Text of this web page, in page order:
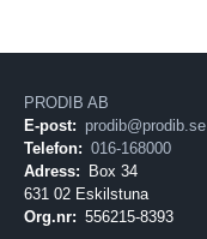
PRODIB AB
E-post: prodib@prodib.se
Telefon: 016-168000
Adress:
Box 34
631 02 Eskilstuna
Org.nr: 556215-8393